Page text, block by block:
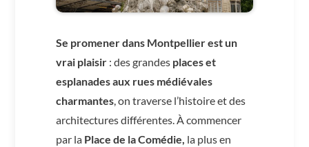
Se promener dans Montpellier est un
vrai plaisir: des grandes places et
esplanades aux rues médiévales
charmantes, on traverse l’histoire et des
architectures différentes. À commencer
par la Place de la Comédie, la plus en